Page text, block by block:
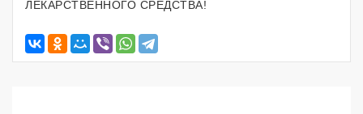
ЛЕКАРСТВЕННОГО СРЕДСТВА!